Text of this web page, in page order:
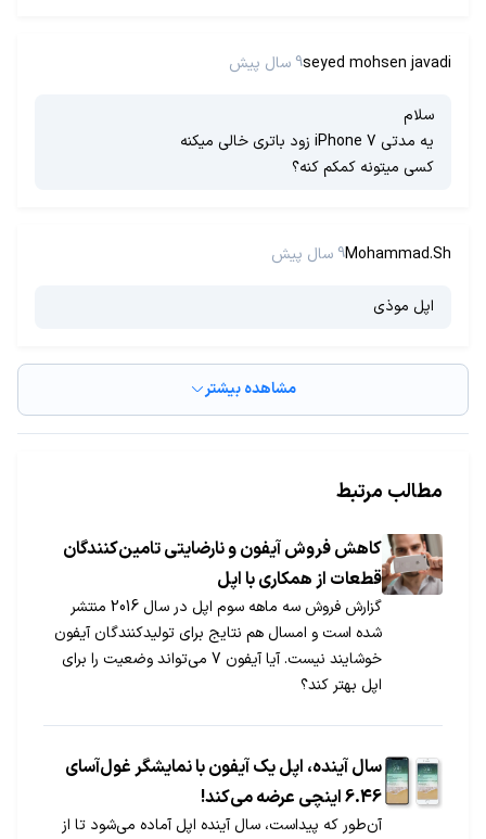
seyed mohsen javadi9 سال پیش
سلام
یه مدتی iPhone 7 زود باتری خالی میکنه
کسی میتونه کمکم کنه؟
Mohammad.Sh9 سال پیش
اپل موذی
مشاهده بیشتر
مطالب مرتبط
کاهش فروش آیفون و نارضایتی تامین‌کنندگان
قطعات از همکاری با اپل
گزارش فروش سه ماهه سوم اپل در سال 2016 منتشر
شده است و امسال هم نتایج برای تولیدکنندگان آیفون
خوشایند نیست. آیا آیفون 7 می‌تواند وضعیت را برای
اپل بهتر کند؟
سال آینده، اپل یک آیفون با نمایشگر غول‌آسای
6.46 اینچی عرضه می‌کند!
آن‌طور که پیداست، سال آینده اپل آماده می‌شود تا از